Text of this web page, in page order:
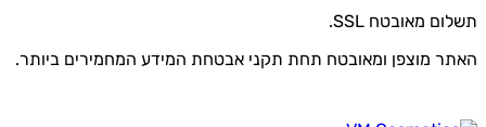
תשלום מאובטח SSL.
האתר מוצפן ומאובטח תחת תקני אבטחת המידע המחמירים ביותר.